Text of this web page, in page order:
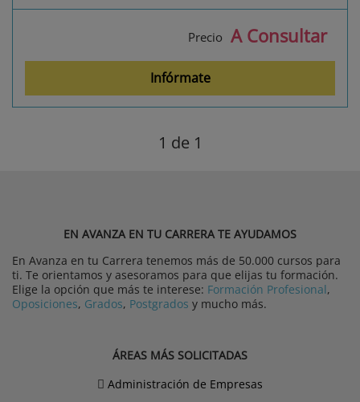
Precio A Consultar
Infórmate
1 de 1
EN AVANZA EN TU CARRERA TE AYUDAMOS
En Avanza en tu Carrera tenemos más de 50.000 cursos para
ti. Te orientamos y asesoramos para que elijas tu formación.
Elige la opción que más te interese: Formación Profesional,
Oposiciones, Grados, Postgrados y mucho más.
ÁREAS MÁS SOLICITADAS
Administración de Empresas